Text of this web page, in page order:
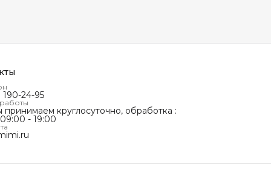
190-24-95
принимаем круглосуточно, обработка :
- 19:00